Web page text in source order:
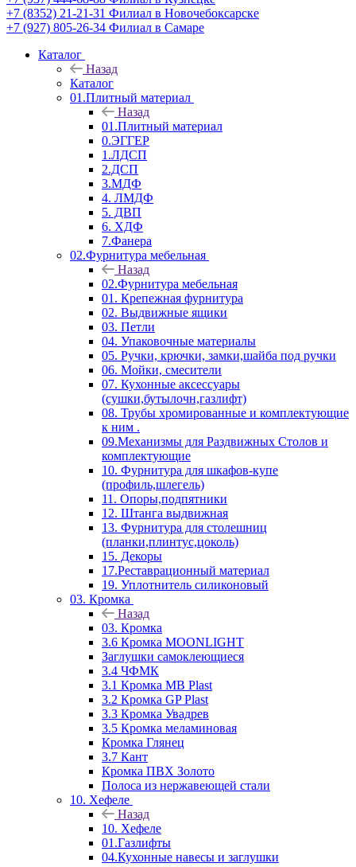
+7 (8352) 21-21-31 Филиал в Новочебоксарске
+7 (927) 805-26-34 Филиал в Самаре
Каталог
Назад
Каталог
01.Плитный материал
Назад
01.Плитный материал
0.ЭГГЕР
1.ЛДСП
2.ДСП
3.МДФ
4. ЛМДФ
5. ДВП
6. ХДФ
7.Фанера
02.Фурнитура мебельная
Назад
02.Фурнитура мебельная
01. Крепежная фурнитура
02. Выдвижные ящики
03. Петли
04. Упаковочные материалы
05. Ручки, крючки, замки,шайба под ручки
06. Мойки, смесители
07. Кухонные аксессуары
(сушки,бутылочн,газлифт)
08. Трубы хромированные и комплектующие
к ним .
09.Механизмы для Раздвижных Столов и
комплектующие
10. Фурнитура для шкафов-купе
(профиль,шлегель)
11. Опоры,подпятники
12. Штанга выдвижная
13. Фурнитура для столешниц
(планки,плинтус,цоколь)
15. Декоры
17.Реставрационный материал
19. Уплотнитель силиконовый
03. Кромка
Назад
03. Кромка
3.6 Кромка MOONLIGHT
Заглушки самоклеющиеся
3.4 ЧФМК
3.1 Кромка MB Plast
3.2 Кромка GP Plast
3.3 Кромка Увадрев
3.5 Кромка меламиновая
Кромка Глянец
3.7 Кант
Кромка ПВХ Золото
Полоса из нержавеющей стали
10. Хефеле
Назад
10. Хефеле
01.Газлифты
04.Кухонные навесы и заглушки